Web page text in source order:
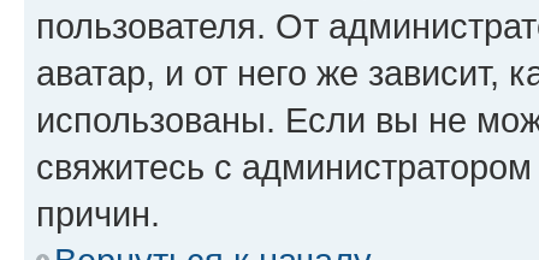
пользователя. От
аватар, и от него же зависит,
использованы. Если вы не
свяжитесь с
причин.